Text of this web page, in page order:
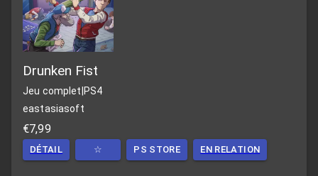
Drunken Fist
Jeu complet PS4
eastasiasoft
€7,99
DÉTAIL ☆ PS STORE EN RELATION